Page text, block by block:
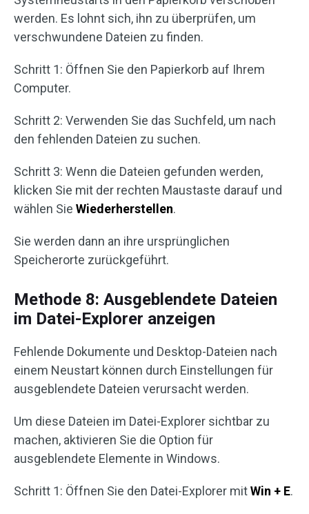
werden. Es lohnt sich, ihn zu überprüfen, um
verschwundene Dateien zu finden.
Schritt 1: Öffnen Sie den Papierkorb auf Ihrem
Computer.
Schritt 2: Verwenden Sie das Suchfeld, um nach
den fehlenden Dateien zu suchen.
Schritt 3: Wenn die Dateien gefunden werden,
klicken Sie mit der rechten Maustaste darauf und
wählen Sie Wiederherstellen.
Sie werden dann an ihre ursprünglichen
Speicherorte zurückgeführt.
Methode 8: Ausgeblendete Dateien
im Datei-Explorer anzeigen
Fehlende Dokumente und Desktop-Dateien nach
einem Neustart können durch Einstellungen für
ausgeblendete Dateien verursacht werden.
Um diese Dateien im Datei-Explorer sichtbar zu
machen, aktivieren Sie die Option für
ausgeblendete Elemente in Windows.
Schritt 1: Öffnen Sie den Datei-Explorer mitWin + E.